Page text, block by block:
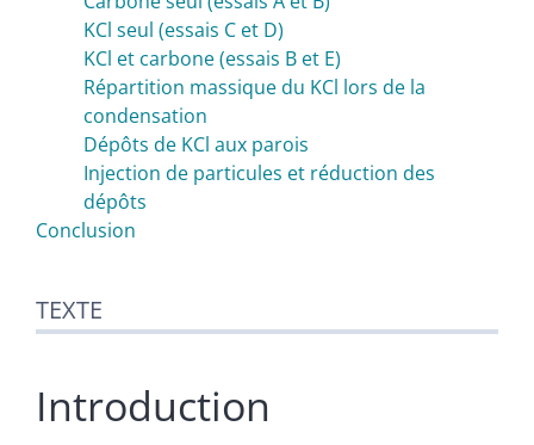
KCl seul (essais C et D)
KCl et carbone (essais B et E)
Répartition massique du KCl lors de la
condensation
Dépôts de KCl aux parois
Injection de particules et réduction des
dépôts
Conclusion
TEXTE
Introduction